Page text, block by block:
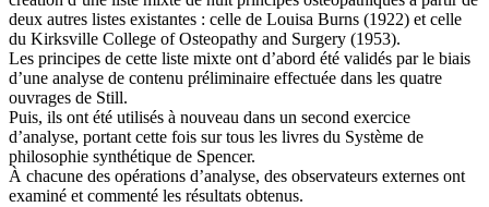
deux autres listes existantes : celle de Louisa Burns (1922) et celle
du Kirksville College of Osteopathy and Surgery (1953).
Les principes de cette liste mixte ont d’abord été validés par le biais
d’une analyse de contenu préliminaire effectuée dans les quatre
ouvrages de Still.
Puis, ils ont été utilisés à nouveau dans un second exercice
d’analyse, portant cette fois sur tous les livres du Système de
philosophie synthétique de Spencer.
À chacune des opérations d’analyse, des observateurs externes ont
examiné et commenté les résultats obtenus.